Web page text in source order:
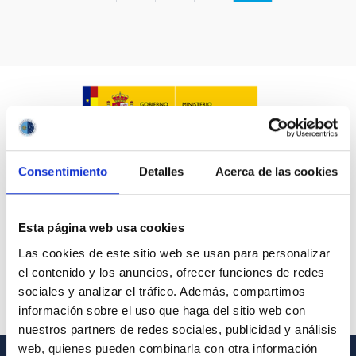
Consentimiento Detalles Acerca de las cookies
Esta página web usa cookies
Las cookies de este sitio web se usan para personalizar
el contenido y los anuncios, ofrecer funciones de redes
sociales y analizar el tráfico. Además, compartimos
información sobre el uso que haga del sitio web con
nuestros partners de redes sociales, publicidad y análisis
web, quienes pueden combinarla con otra información
ASTROFÍSICAS